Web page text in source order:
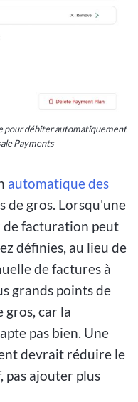
pour débiter automatiquement
Payments
automatique des
de gros. Lorsqu'une
facturation peut
définies, au lieu de
de factures à
grands points de
gros, car la
pas bien. Une
devrait réduire le
ajouter plus